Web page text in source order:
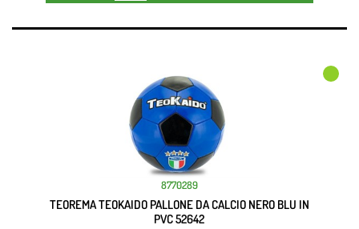
8770289
TEOREMA TEOKAIDO PALLONE DA CALCIO NERO BLU IN
PVC 52642